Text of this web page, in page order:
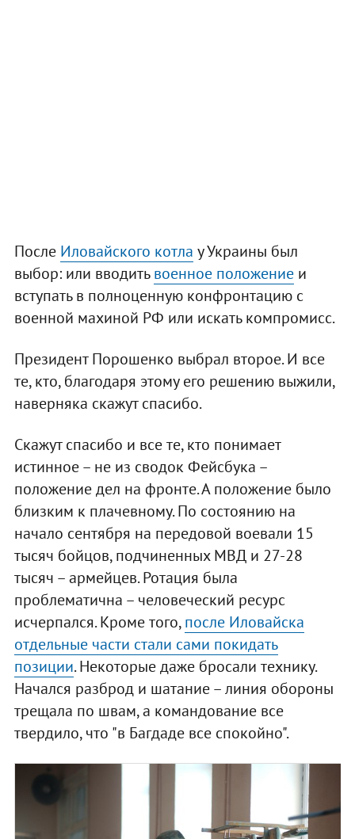
После Иловайского котла у Украины был
выбор: или вводитьвоенное положениеи
вступать в полноценную конфронтацию с
военной махиной РФ или искать компромисс.
Президент Порошенко выбрал второе. И все
те, кто, благодаря этому его решению выжили,
наверняка скажут спасибо.
Скажут спасибо и все те, кто понимает
истинное – не из сводок Фейсбука –
положение дел на фронте. А положение было
близким к плачевному. По состоянию на
начало сентября на передовой воевали 15
тысяч бойцов, подчиненных МВД и 27-28
тысяч – армейцев. Ротация была
проблематична – человеческий ресурс
исчерпался. Кроме того,после Иловайска
отдельные части стали сами покидать
позиции. Некоторые даже бросали технику.
Начался разброд и шатание – линия обороны
трещала по швам, а командование все
твердило, что "в Багдаде все спокойно".